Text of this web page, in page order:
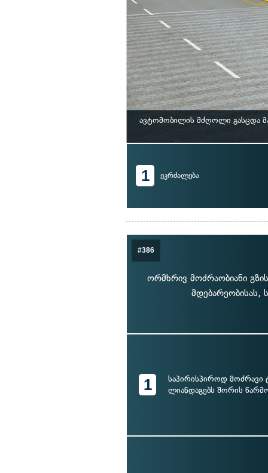
ავტომობილის მძღოლი გასცდა
1 ეკრძალება
#386
ორმხრივ მოძრაობიანი
მდებარეობისას,
1
საპირისპიროდ მოძრავი
ლიანდაგებს შორის